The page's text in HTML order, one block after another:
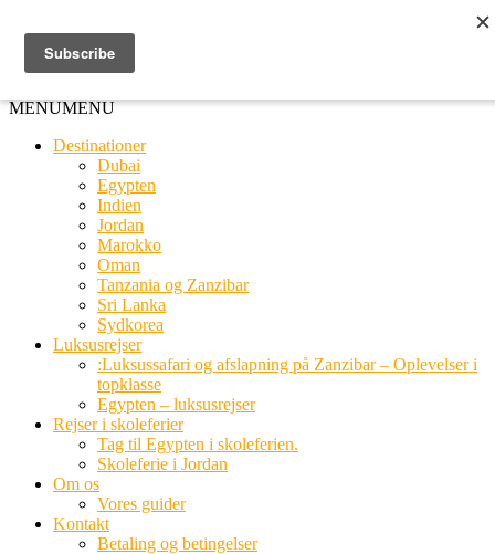
MENUMENU
Destinationer
Dubai
Egypten
Indien
Jordan
Marokko
Oman
Tanzania og Zanzibar
Sri Lanka
Sydkorea
Luksusrejser
:Luksussafari og afslapning på Zanzibar – Oplevelser i
topklasse
Egypten – luksusrejser
Rejser i skoleferier
Tag til Egypten i skoleferien.
Skoleferie i Jordan
Om os
Vores guider
Kontakt
Betaling og betingelser